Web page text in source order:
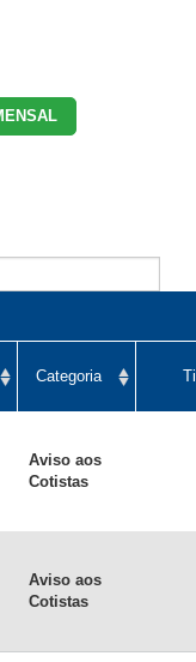
Categoria
Aviso aos
Cotistas
Aviso aos
Cotistas